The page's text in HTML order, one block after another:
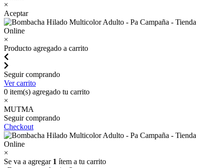
×
Aceptar
×
Producto agregado a carrito
Seguir comprando
Ver carrito
0 item(s) agregado tu carrito
×
MUTMA
Seguir comprando
Checkout
×
Se va a agregar 1 ítem a tu carrito